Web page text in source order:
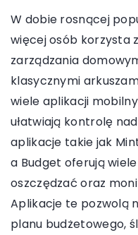
W dobie rosnącej
więcej osób korzysta
zarządzania
klasycznymi
wiele aplikacji
ułatwiają kontrolę
aplikacje takie jak
a Budget oferują
oszczędzać oraz
Aplikacje te pozwolą
planu budżetowego,